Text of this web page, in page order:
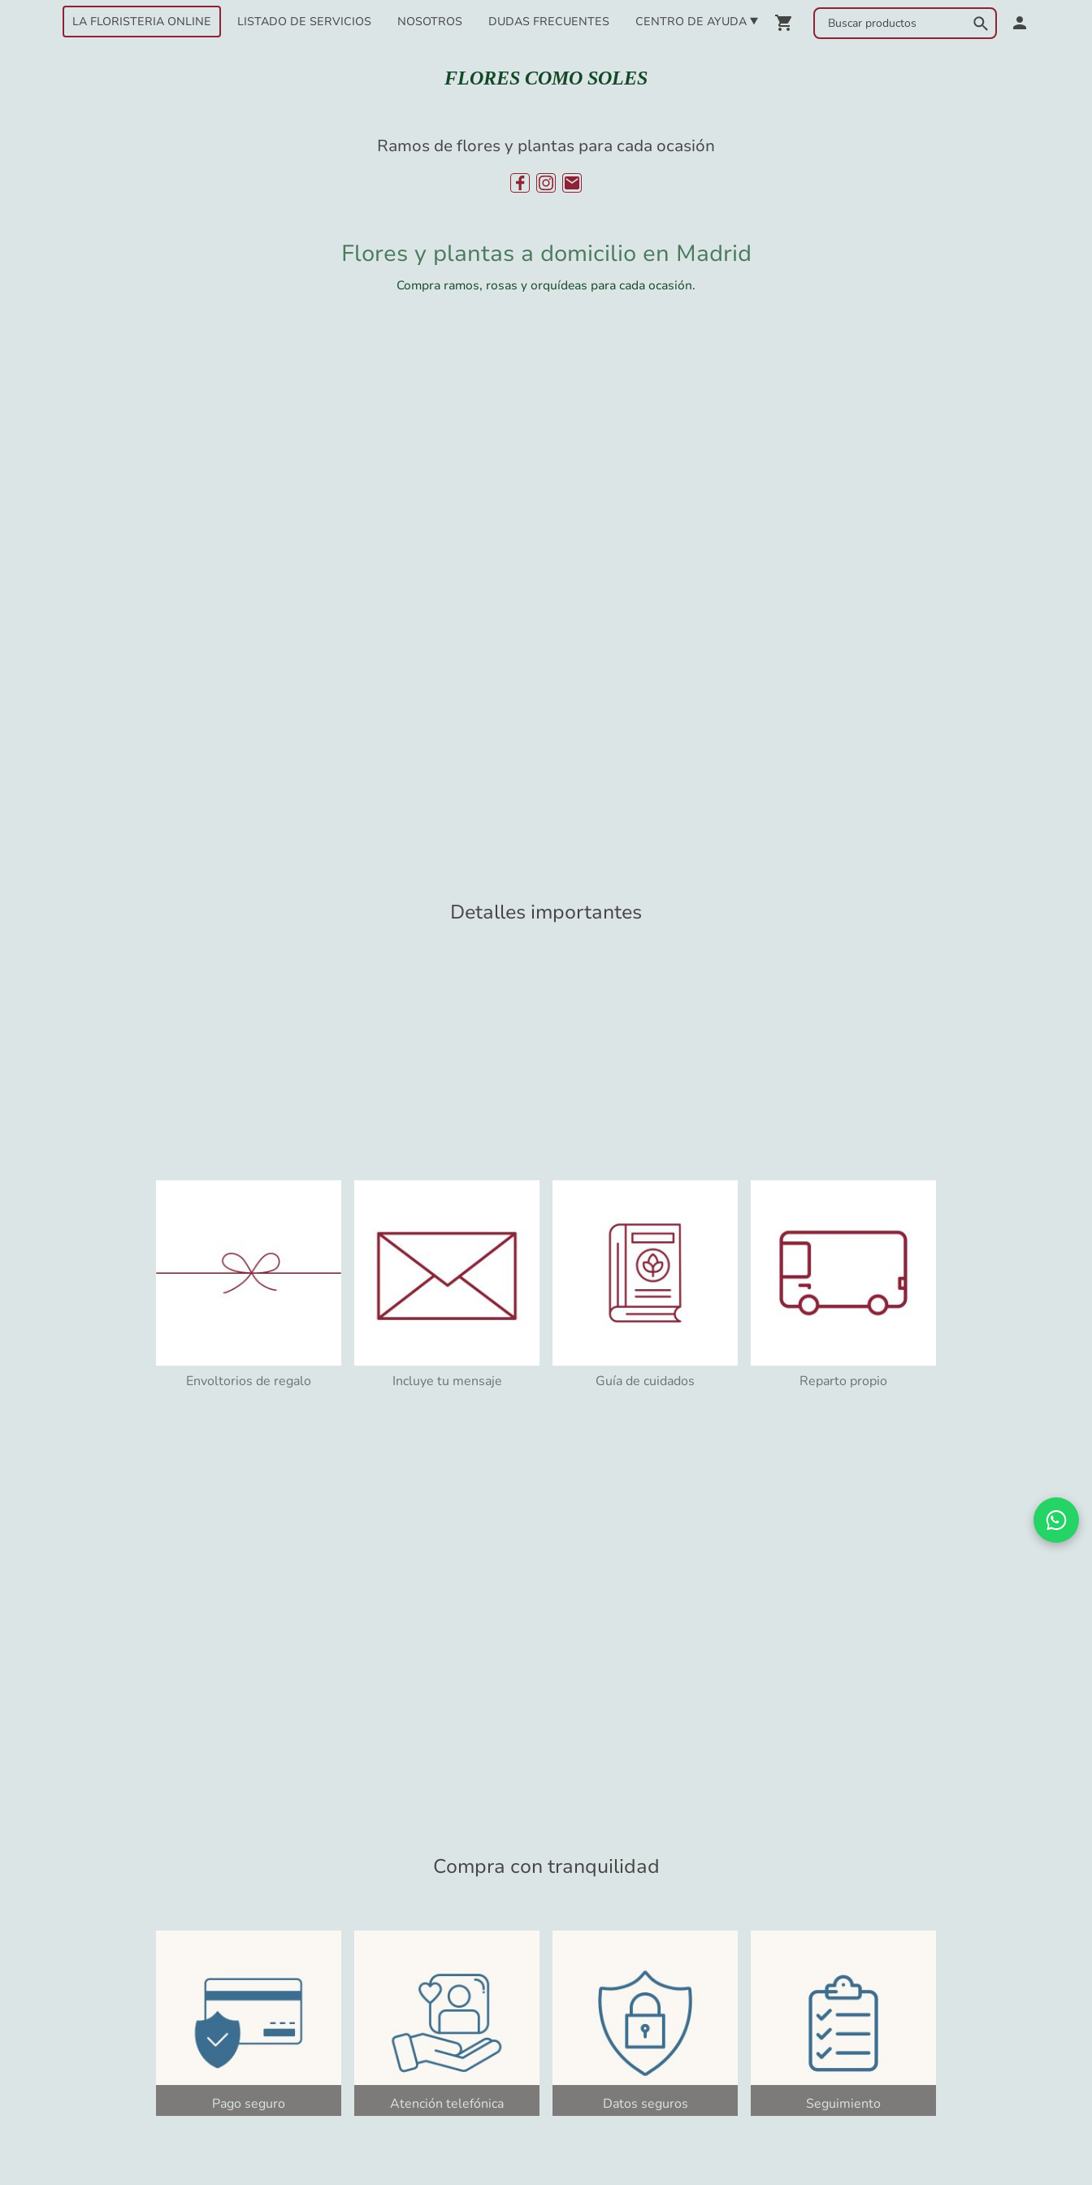
LA FLORISTERIA ONLINE LISTADO DE SERVICIOS NOSOTROS DUDAS FRECUENTES CENTRO DE AYUDA
FLORES COMO SOLES
Ramos de flores y plantas para cada ocasión
Flores y plantas a domicilio en Madrid
Compra ramos, rosas y orquídeas para cada ocasión.
Envoltorios de regalo Incluye tu mensaje Guía de cuidados Reparto propio
Detalles importantes
Compra con tranquilidad
Pago seguro Atención telefónica Datos seguros Seguimiento